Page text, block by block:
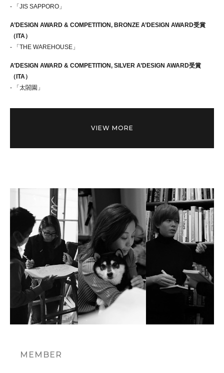
- 「JIS SAPPORO」
A’DESIGN AWARD & COMPETITION, BRONZE A’DESIGN AWARD受賞
（ITA）
- 「THE WAREHOUSE」
A’DESIGN AWARD & COMPETITION, SILVER A’DESIGN AWARD受賞
（ITA）
- 「太閤園」
VIEW MORE
MEMBER